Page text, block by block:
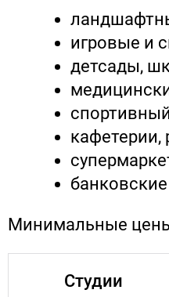
игровые и
детсады,
кафетерии,
Минимальные
Студии